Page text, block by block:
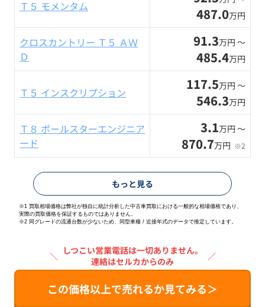
Ｔ５ モメンタム 487.0万円
クロスカントリー Ｔ５ ＡＷ
Ｄ
91.3万円 〜
485.4万円
Ｔ５ インスクリプション 117.5万円 〜
546.3万円
Ｔ８ ポールスターエンジニア
ード
3.1万円 〜
870.7万円 ※2
もっと見る
※1 買取相場価格は弊社が独自に統計分析した中古車買取における一般的な相場価格であり、
実際の買取価格を保証するものではありません。
※2 同グレードの流通台数が少ないため、同型車種 / 近接年式のデータで推定しています。
＼ しつこい営業電話は一切ありません。
連絡はセルカからのみ
／
この価格以上で売れるか見てみる＞